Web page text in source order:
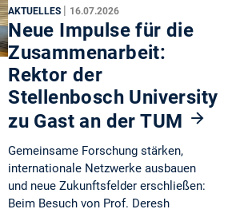
AKTUELLES | 16.07.2026
Neue Impulse für die
Zusammenarbeit:
Rektor der
Stellenbosch University
zu Gast an der TUM
Gemeinsame Forschung stärken,
internationale Netzwerke ausbauen
und neue Zukunftsfelder erschließen:
Beim Besuch von Prof. Deresh